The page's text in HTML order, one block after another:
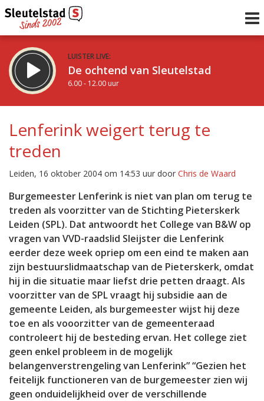
LUISTER LIVE:
De ochtend van Sleutelstad
6.00 - 12.00 uur
De middag van Sleutelstad
12.00 - 17.00 uur
Vorig uur
Inklappen
Lenferink weigert terug te
treden
Leiden, 16 oktober 2004 om 14:53 uur door Chris de Waard
Burgemeester Lenferink is niet van plan om terug te
treden als voorzitter van de Stichting Pieterskerk
Leiden (SPL). Dat antwoordt het College van B&W op
vragen van VVD-raadslid Sleijster die Lenferink
eerder deze week opriep om een eind te maken aan
zijn bestuurslidmaatschap van de Pieterskerk, omdat
hij in die situatie maar liefst drie petten draagt. Als
voorzitter van de SPL vraagt hij subsidie aan de
gemeente Leiden, als burgemeester wijst hij deze
toe en als vooorzitter van de gemeenteraad
controleert hij de besteding ervan. Het college ziet
geen enkel probleem in de mogelijk
belangenverstrengeling van Lenferink” “Gezien het
feitelijk functioneren van de burgemeester zien wij
geen onduidelijkheid over de verschillende